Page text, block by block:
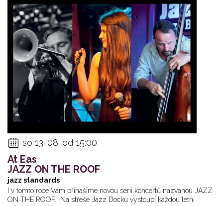
so 13. 08. od 15:00
At Eas
JAZZ ON THE ROOF
jazz standards
I v tomto roce Vám přinášíme novou sérii koncertů nazvanou JAZZ
ON THE ROOF. Na střeše Jazz Docku vystoupí každou letní